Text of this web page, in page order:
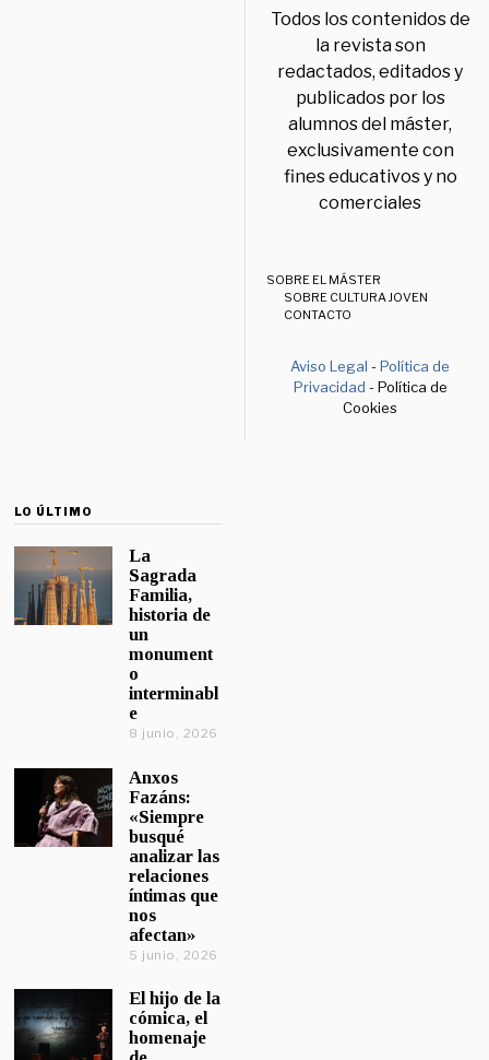
Todos los contenidos de
la revista son
redactados, editados y
publicados por los
alumnos del máster,
exclusivamente con
fines educativos y no
comerciales
SOBRE EL MÁSTER
SOBRE CULTURA JOVEN
CONTACTO
Aviso Legal -Política de
Privacidad - Política de
Cookies
LO ÚLTIMO
La
Sagrada
Familia,
historia de
un
monument
o
interminabl
e
8 junio, 2026
Anxos
Fazáns:
«Siempre
busqué
analizar las
relaciones
íntimas que
nos
afectan»
5 junio, 2026
El hijo de la
cómica, el
homenaje